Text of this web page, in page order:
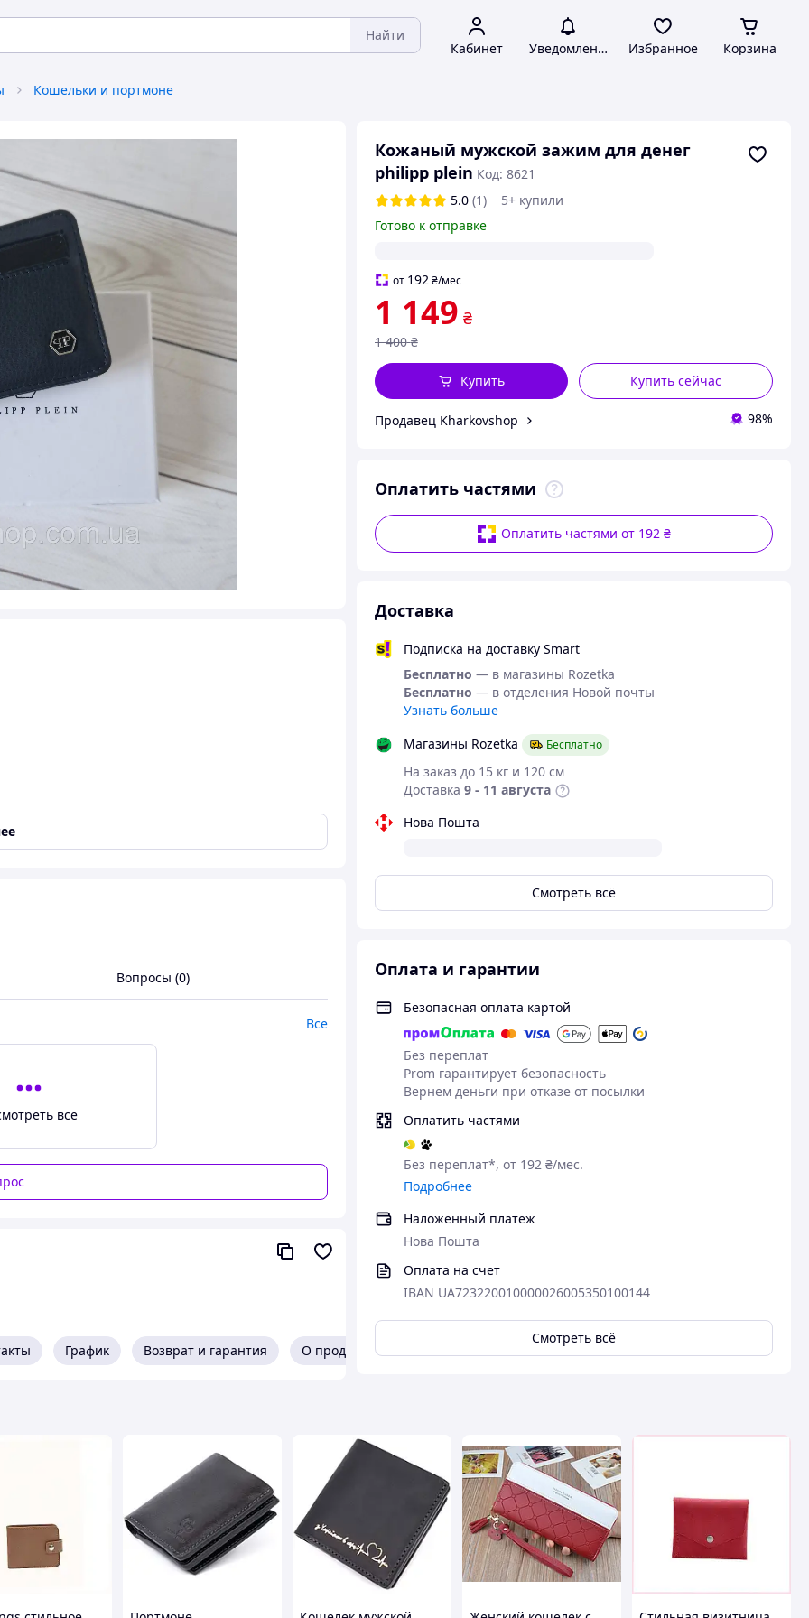
Найти
Кабинет Уведомления Избранное Корзина
Кошельки и портмоне
Кожаный мужской зажим для денег
philipp plein Код: 8621
5.0 (1)
5+ купили
Готово к отправке
от 192 ₴/мес
1 149 ₴
1 400 ₴
Купить сейчас
Купить
Продавец Kharkovshop 98%
Оплатить частями
Оплатить частями от 192 ₴
Доставка
Подписка на доставку Smart
Бесплатно — в магазины Rozetka
Бесплатно — в отделения Новой почты
Узнать больше
Магазины Rozetka
Бесплатно
На заказ до 15 кг и 120 см
Доставка 9 - 11 августа
Нова Пошта
Смотреть всё
Оплата и гарантии
Безопасная оплата картой
Без переплат
Prom гарантирует безопасность
Вернем деньги при отказе от посылки
Оплатить частями
Без переплат*, от 192 ₴/мес.
Подробнее
Наложенный платеж
Нова Пошта
Оплата на счет
IBAN UA723220010000026005350100144
Смотреть всё
натуральной мягкой кожи ,очень удобный и
Вопросы (0)
Все
все
График Возврат и гарантия О продавце